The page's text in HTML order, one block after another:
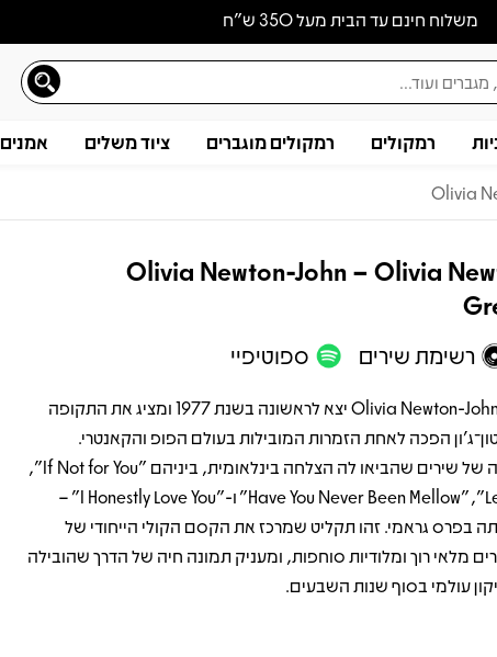
משלוח חינם עד הבית מעל 350 ש״ח
רמקולים רמקולים מוגברים ציוד משלים אמנים
Olivia
Olivia Newton-John – Olivia
רשימת שירים ספוטיפיי
תיאור
Olivia Newton-John's Greatest Hits יצא לראשונה בשנת 1977 ומציג את התקופה
הפכה לאחת הזמרות המובילות בעולם הפופ והקאנטרי.
האוסף כולל שורה של שירים שהביאו לה הצלחה בינלאומית, ביניהם "If Not for You",
‏"Let Me Be There", ‏"Have You Never Been Mellow" ו-"I Honestly Love You" –
בפרס גראמי. זהו תקליט שמרכז את הקסם הקולי הייחודי של
מלאי רוך ומלודיות סוחפות, ומעניק תמונה חיה של הדרך שהובילה
עולמי בסוף שנות השבעים.